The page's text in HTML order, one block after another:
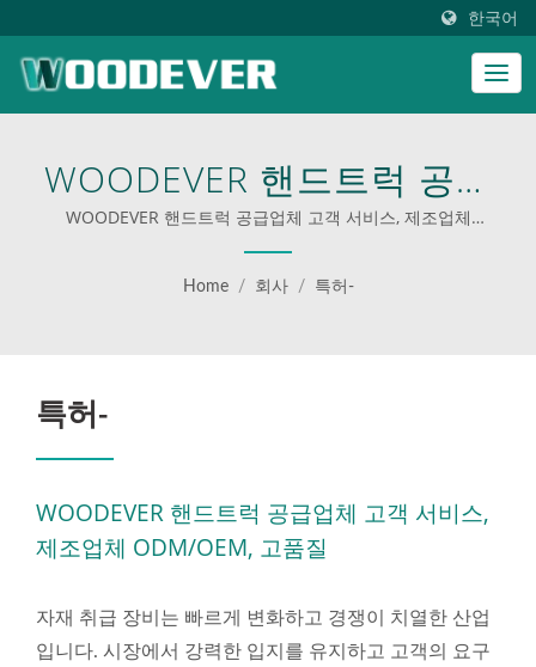
한국어
WOODEVER 핸드트럭 공급
업체 고객 서비스, 제조업체
| WOODEVER의 전문 핸드
WOODEVER 핸드트럭 공급업체 고객 서비스, 제조업체
ODM/OEM, 고품질 | 비즈니스를 위한 맞춤형 사다리
Home / 회사 / 특허-
특허-
WOODEVER 핸드트럭 공급업체 고객 서비스,
제조업체 ODM/OEM, 고품질
자재 취급 장비는 빠르게 변화하고 경쟁이 치열한 산업
입니다. 시장에서 강력한 입지를 유지하고 고객의 요구